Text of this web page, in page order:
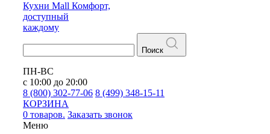
Кухни Mall Комфорт,
доступный
каждому
Поиск
ПН-ВС
с 10:00 до 20:00
8 (800) 302-77-06 8 (499) 348-15-11
КОРЗИНА
0 товаров. Заказать звонок
Меню